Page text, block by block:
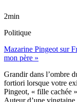
2min
Politique
Mazarine Pingeot sur
mon père »
Grandir dans l’ombre
fortiori lorsque votre
Pingeot, « fille cachée
Auteur d’une